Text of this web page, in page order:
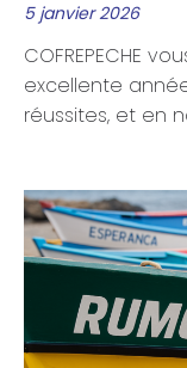
5 janvier 2026
COFREPECHE
excellente
réussites, et en